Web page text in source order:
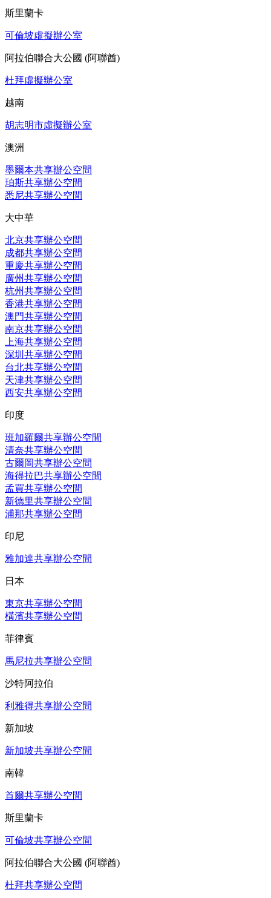
斯里蘭卡
可倫坡虛擬辦公室
阿拉伯聯合大公國 (阿聯酋)
杜拜虛擬辦公室
越南
胡志明市虛擬辦公室
澳洲
墨爾本共享辦公空間
珀斯共享辦公空間
悉尼共享辦公空間
大中華
北京共享辦公空間
成都共享辦公空間
重慶共享辦公空間
廣州共享辦公空間
杭州共享辦公空間
香港共享辦公空間
澳門共享辦公空間
南京共享辦公空間
上海共享辦公空間
深圳共享辦公空間
台北共享辦公空間
天津共享辦公空間
西安共享辦公空間
印度
班加羅爾共享辦公空間
清奈共享辦公空間
古爾岡共享辦公空間
海得拉巴共享辦公空間
孟買共享辦公空間
新德里共享辦公空間
浦那共享辦公空間
印尼
雅加達共享辦公空間
日本
東京共享辦公空間
橫濱共享辦公空間
菲律賓
馬尼拉共享辦公空間
沙特阿拉伯
利雅得共享辦公空間
新加坡
新加坡共享辦公空間
南韓
首爾共享辦公空間
斯里蘭卡
可倫坡共享辦公空間
阿拉伯聯合大公國 (阿聯酋)
杜拜共享辦公空間